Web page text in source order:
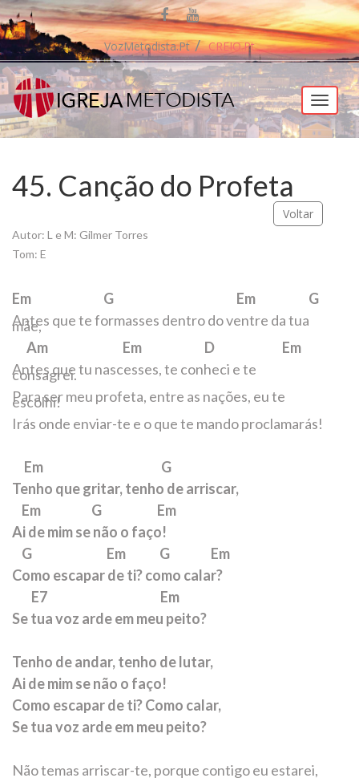
VozMetodista.pt CREIO.pt
Menu
45. Canção do Profeta
Voltar
Autor: L e M: Gilmer Torres
Tom: E
Em G Em G
Antes que te formasses dentro do ventre da tua
mãe,
Am Em D Em
Antes que tu nascesses, te conheci e te
consagrei.
Para ser meu profeta, entre as nações, eu te
escolhi!
Irás onde enviar-te e o que te mando proclamarás!
Em G
Tenho que gritar, tenho de arriscar,
Em G Em
Ai de mim se não o faço!
G Em G Em
Como escapar de ti? como calar?
E7 Em
Se tua voz arde em meu peito?
Tenho de andar, tenho de lutar,
Ai de mim se não o faço!
Como escapar de ti? Como calar,
Se tua voz arde em meu peito?
Não temas arriscar-te, porque contigo eu estarei,